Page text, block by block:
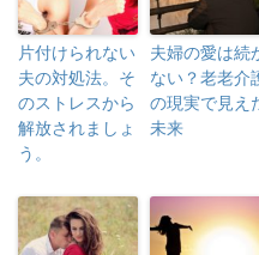
片付けられない
夫の対処法。そ
のストレスから
解放されましょ
う。
夫婦の愛は続
ない？老老介
の現実で見え
未来